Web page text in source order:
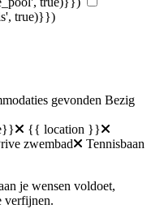
true)}})
gevonden Bezig
{{ location }}
zwembad Tennisbaan
je wensen voldoet,
verfijnen.